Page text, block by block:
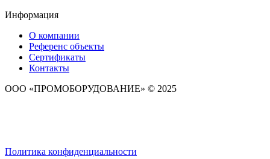
Информация
О компании
Референс объекты
Сертификаты
Контакты
ООО «ПРОМОБОРУДОВАНИЕ» © 2025
Политика конфиденциальности